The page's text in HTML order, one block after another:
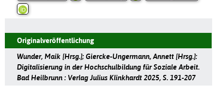
Originalveröffentlichung
Wunder, Maik [Hrsg.]; Giercke-Ungermann, Annett [Hrsg.]:
Digitalisierung in der Hochschulbildung für Soziale Arbeit.
Bad Heilbrunn : Verlag Julius Klinkhardt 2025, S. 191-207